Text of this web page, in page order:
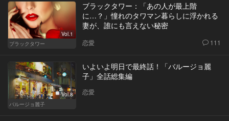
Vol.1
ブラックタワー
ブラックタワー：「あの人が最上階
に…？」憧れのタワマン暮らしに浮かれる
妻が、誰にも言えない秘密
恋愛 111
Vol.8
バルージョ麗子
いよいよ明日で最終話！「バルージョ麗
子」全話総集編
恋愛